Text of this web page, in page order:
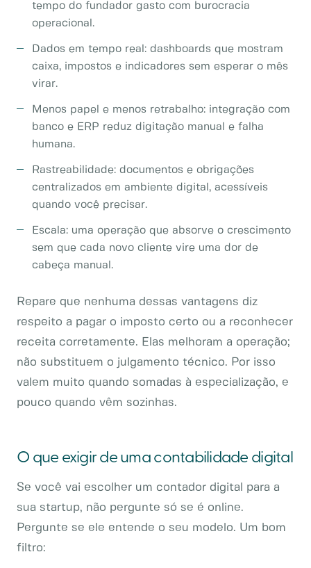
tempo do fundador gasto com burocracia
operacional.
Dados em tempo real: dashboards que mostram
caixa, impostos e indicadores sem esperar o mês
virar.
Menos papel e menos retrabalho: integração com
banco e ERP reduz digitação manual e falha
humana.
Rastreabilidade: documentos e obrigações
centralizados em ambiente digital, acessíveis
quando você precisar.
Escala: uma operação que absorve o crescimento
sem que cada novo cliente vire uma dor de
cabeça manual.
Repare que nenhuma dessas vantagens diz
respeito a pagar o imposto certo ou a reconhecer
receita corretamente. Elas melhoram a operação;
não substituem o julgamento técnico. Por isso
valem muito quando somadas à especialização, e
pouco quando vêm sozinhas.
O que exigir de uma contabilidade digital
Se você vai escolher um contador digital para a
sua startup, não pergunte só se é online.
Pergunte se ele entende o seu modelo. Um bom
filtro: